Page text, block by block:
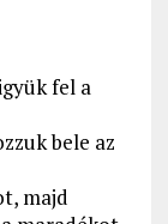
fel a
bele az
majd